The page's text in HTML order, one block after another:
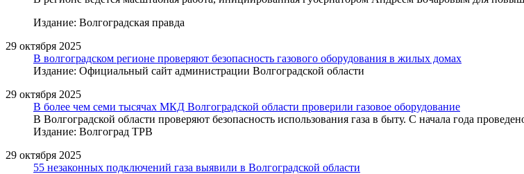
Издание: Волгоградская правда
29 октября 2025
В волгоградском регионе проверяют безопасность газового оборудования в жилых домах
Издание: Официальный сайт администрации Волгоградской области
29 октября 2025
В более чем семи тысячах МКД Волгоградской области проверили газовое оборудование
В Волгоградской области проверяют безопасность использования газа в быту. С начала года
Издание: Волгоград ТРВ
29 октября 2025
55 незаконных подключений газа выявили в Волгоградской области